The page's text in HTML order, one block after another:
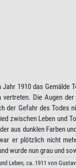
Jahr 1910 das Gemälde
Die Augen
der Gefahr des Todes
zwischen Leben und
aus dunklen Farben
er plötzlich nicht
wurde nun grau und
Leben, ca. 1911 von